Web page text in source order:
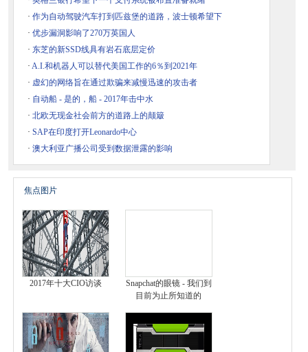
· 作为自动驾驶汽车打到匹兹堡的道路，波士顿希望下
· 优步漏洞影响了270万英国人
· 东芝的新SSD线具有岩石底层定价
· A.I.和机器人可以替代美国工作的6％到2021年
· 虚幻的网络旨在通过欺骗来减慢迅速的攻击者
· 自动船 - 是的，船 - 2017年击中水
· 北欧无现金社会前方的道路上的颠簸
· SAP在印度打开Leonardo中心
· 澳大利亚广播公司受到数据泄露的影响
焦点图片
2017年十大CIO访谈
Snapchat的眼镜 - 我们到
目前为止所知道的